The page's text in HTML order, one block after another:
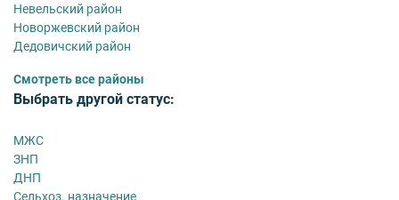
Невельский район
Новоржевский район
Дедовичский район
Смотреть все районы
Выбрать другой статус:
МЖС
ЗНП
ДНП
Сельхоз. назначение